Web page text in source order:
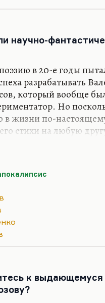
который считает,
научно-
в 20-е годы
разрабатывать
который вообще
Но
в жизни по-
стихи на любую
То ли
которые он из
в полновесную 6-
фантастической
прежде всего
«Зеркала». Кирсанов
сюжеты, которые он
к выдающемуся